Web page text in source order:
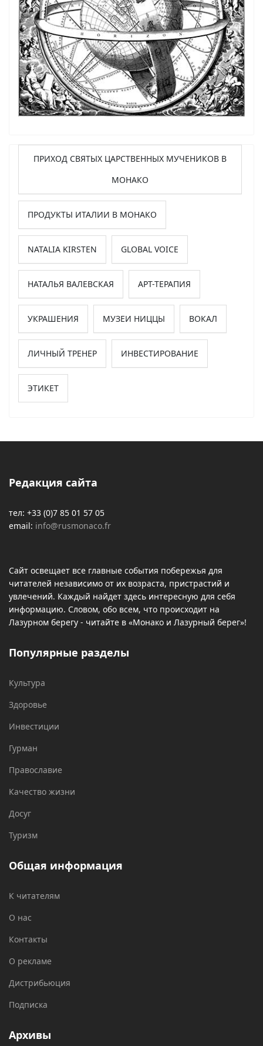
ПРИХОД СВЯТЫХ ЦАРСТВЕННЫХ МУЧЕНИКОВ В
МОНАКО
ПРОДУКТЫ ИТАЛИИ В МОНАКО
NATALIA KIRSTEN GLOBAL VOICE
НАТАЛЬЯ ВАЛЕВСКАЯ АРТ-ТЕРАПИЯ
УКРАШЕНИЯ МУЗЕИ НИЦЦЫ ВОКАЛ
ЛИЧНЫЙ ТРЕНЕР ИНВЕСТИРОВАНИЕ
ЭТИКЕТ
Редакция сайта
тел: +33 (0)7 85 01 57 05
email: info@rusmonaco.fr
Сайт освещает все главные события побережья для
читателей независимо от их возраста, пристрастий и
увлечений. Каждый найдет здесь интересную для себя
информацию. Словом, обо всем, что происходит на
Лазурном берегу - читайте в «Монако и Лазурный берег»!
Популярные разделы
Культура
Здоровье
Инвестиции
Гурман
Православие
Качество жизни
Досуг
Туризм
Общая информация
К читателям
О нас
Контакты
О рекламе
Дистрибьюция
Подписка
Архивы